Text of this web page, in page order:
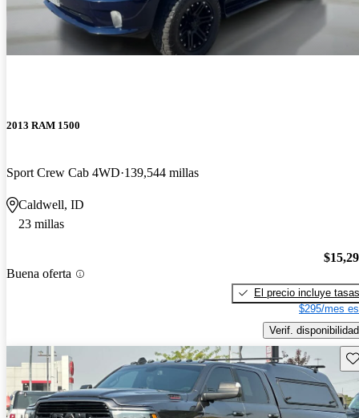
2013 RAM 1500
Sport Crew Cab 4WD 139,544 millas
Caldwell, ID
23 millas
Buena oferta
El precio incluye tasas
$295/mes
Verif. disponibilidad